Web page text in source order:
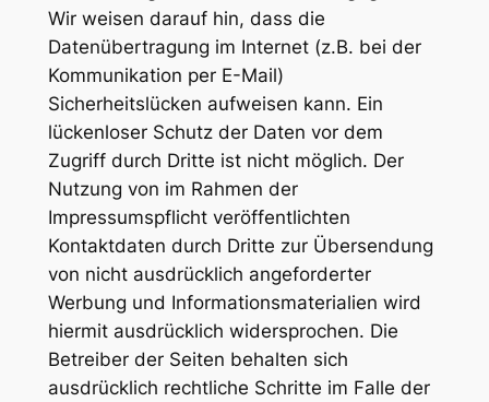
Wir weisen darauf hin, dass die
Datenübertragung im Internet (z.B. bei der
Kommunikation per E-Mail)
Sicherheitslücken aufweisen kann. Ein
lückenloser Schutz der Daten vor dem
Zugriff durch Dritte ist nicht möglich. Der
Nutzung von im Rahmen der
Impressumspflicht veröffentlichten
Kontaktdaten durch Dritte zur Übersendung
von nicht ausdrücklich angeforderter
Werbung und Informationsmaterialien wird
hiermit ausdrücklich widersprochen. Die
Betreiber der Seiten behalten sich
ausdrücklich rechtliche Schritte im Falle der